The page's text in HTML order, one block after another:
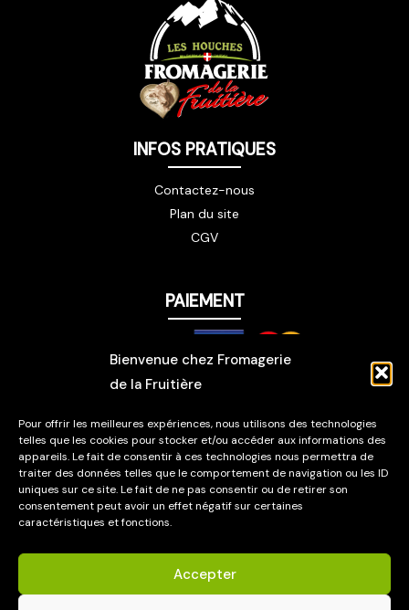
Bienvenue chez Fromagerie
de la Fruitière
Pour offrir les meilleures expériences, nous utilisons des technologies
telles que les cookies pour stocker et/ou accéder aux informations des
appareils. Le fait de consentir à ces technologies nous permettra de
traiter des données telles que le comportement de navigation ou les ID
uniques sur ce site. Le fait de ne pas consentir ou de retirer son
consentement peut avoir un effet négatif sur certaines
caractéristiques et fonctions.
Accepter
INFOS PRATIQUES
Contactez-nous
Plan du site
CGV
PAIEMENT
LIVRAISON
© 2026 Fromagerie de la Fruitière.
Mentions légales